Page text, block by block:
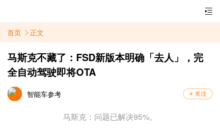
首页 正文
马斯克不藏了：FSD新版本明确「去人」，完
全自动驾驶即将OTA
智能车参考
马斯克：问题已解决95%。